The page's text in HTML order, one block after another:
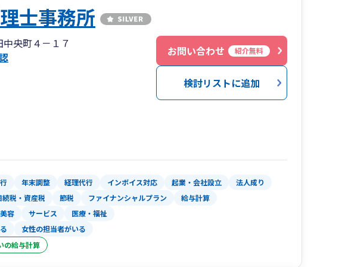
士事務所
央町４－１７
お問い合わせ 紹介無料
検討リストに追加
年末調整 経理代行 インボイス対応 起業・会社設立
法人成り
続税・資産税 節税 ファイナンシャルプラン 給与計算
容 サービス 医療・福祉
女性の担当者がいる
の給与計算